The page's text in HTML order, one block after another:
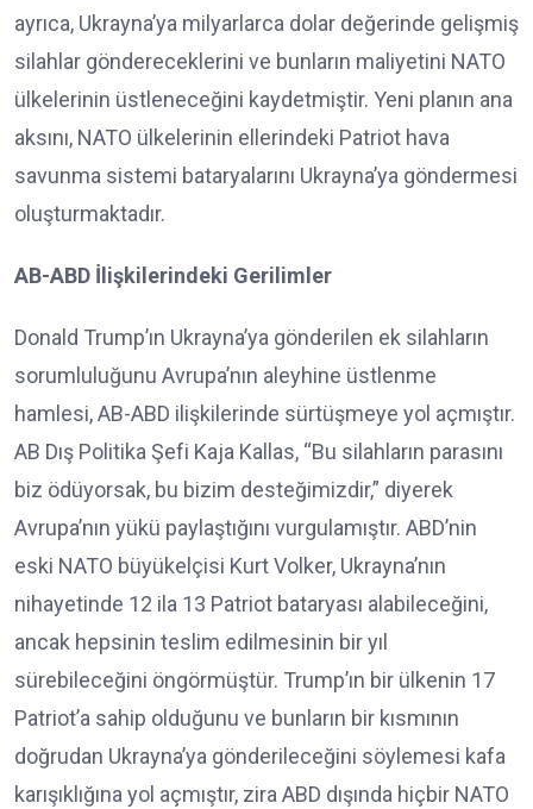
ayrıca, Ukrayna’ya milyarlarca dolar değerinde gelişmiş
silahlar göndereceklerini ve bunların maliyetini NATO
ülkelerinin üstleneceğini kaydetmiştir. Yeni planın ana
aksını, NATO ülkelerinin ellerindeki Patriot hava
savunma sistemi bataryalarını Ukrayna’ya göndermesi
oluşturmaktadır.
AB-ABD İlişkilerindeki Gerilimler
Donald Trump’ın Ukrayna’ya gönderilen ek silahların
sorumluluğunu Avrupa’nın aleyhine üstlenme
hamlesi, AB-ABD ilişkilerinde sürtüşmeye yol açmıştır.
AB Dış Politika Şefi Kaja Kallas, “Bu silahların parasını
biz ödüyorsak, bu bizim desteğimizdir,” diyerek
Avrupa’nın yükü paylaştığını vurgulamıştır. ABD’nin
eski NATO büyükelçisi Kurt Volker, Ukrayna’nın
nihayetinde 12 ila 13 Patriot bataryası alabileceğini,
ancak hepsinin teslim edilmesinin bir yıl
sürebileceğini öngörmüştür. Trump’ın bir ülkenin 17
Patriot’a sahip olduğunu ve bunların bir kısmının
doğrudan Ukrayna’ya gönderileceğini söylemesi kafa
karışıklığına yol açmıştır, zira ABD dışında hiçbir NATO